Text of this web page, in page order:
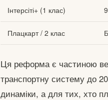
Інтерсіті+ (1 клас)
Плацкарт / 2 клас
Ця реформа є частиною
транспортну систему до
динаміки, а для тих, хто